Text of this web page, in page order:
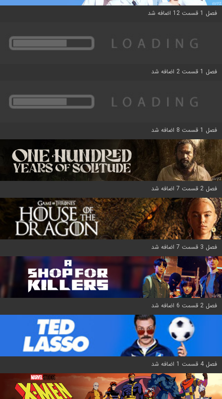
فصل 1 قسمت 12 اضافه شد
فصل 1 قسمت 2 اضافه شد
فصل 1 قسمت 8 اضافه شد
فصل 2 قسمت 7 اضافه شد
فصل 3 قسمت 7 اضافه شد
فصل 2 قسمت 6 اضافه شد
فصل 4 قسمت 1 اضافه شد